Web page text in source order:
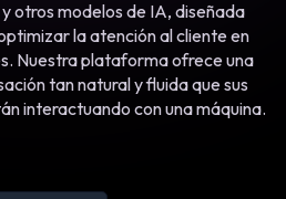
otros modelos de IA, diseñada
la atención al cliente en
Nuestra plataforma ofrece una
tan natural y fluida que sus
interactuando con una máquina.